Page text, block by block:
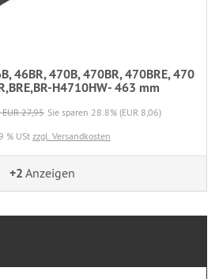
46BR, 470B, 470BR, 470BRE, 470
H4710HW- 463 mm
EUR 27,95 Sie sparen 28.8% (EUR 8,06)
% USt zzgl. Versandkosten
+2 Anzeigen